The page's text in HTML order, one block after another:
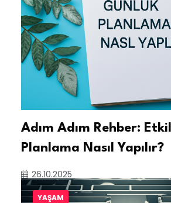
Adım Adım Rehber:
Planlama Nasıl Yapılır?
26.10.2025
YAŞAM